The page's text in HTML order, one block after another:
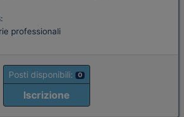
professionali
Posti disponibili: 0
Iscrizione